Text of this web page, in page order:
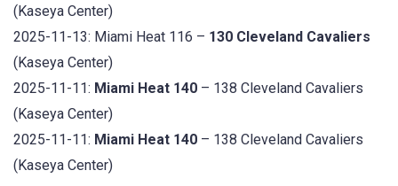
(Kaseya Center)
2025-11-13: Miami Heat 116 – 130 Cleveland Cavaliers
(Kaseya Center)
2025-11-11: Miami Heat 140 – 138 Cleveland Cavaliers
(Kaseya Center)
2025-11-11: Miami Heat 140 – 138 Cleveland Cavaliers
(Kaseya Center)